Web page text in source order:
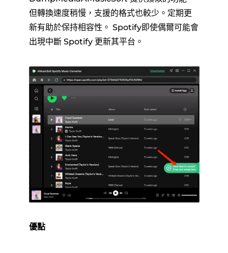
但轉換速度稍慢，支援的格式也較少。定期更
新有助於保持相容性。 Spotify即使偶爾可能會
出現中斷 Spotify 更新其平台。
優點